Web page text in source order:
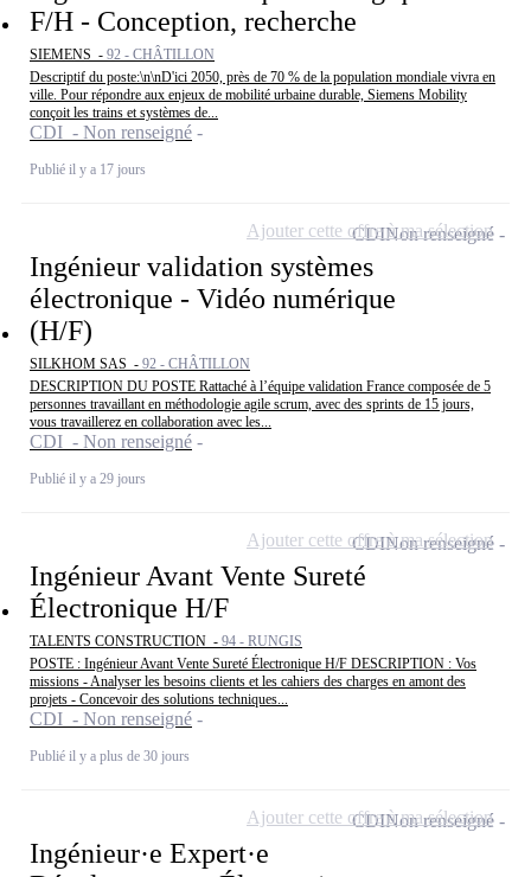
F/H - Conception, recherche
SIEMENS - 92 - CHÂTILLON
Descriptif du poste:\n\nD'ici 2050, près de 70 % de la population mondiale vivra en
ville. Pour répondre aux enjeux de mobilité urbaine durable, Siemens Mobility
conçoit les trains et systèmes de...
CDI - Non renseigné
Publié il y a 17 jours
Ingénieur validation systèmes
électronique - Vidéo numérique
(H/F)
SILKHOM SAS - 92 - CHÂTILLON
DESCRIPTION DU POSTE Rattaché à l’équipe validation France composée de 5
personnes travaillant en méthodologie agile scrum, avec des sprints de 15 jours,
vous travaillerez en collaboration avec les...
CDI - Non renseigné
Publié il y a 29 jours
CDINon renseigné
Ajouter cette offre à ma sélection
Ingénieur Avant Vente Sureté
Électronique H/F
TALENTS CONSTRUCTION - 94 - RUNGIS
POSTE : Ingénieur Avant Vente Sureté Électronique H/F DESCRIPTION : Vos
missions - Analyser les besoins clients et les cahiers des charges en amont des
projets - Concevoir des solutions techniques...
CDI - Non renseigné
Publié il y a plus de 30 jours
CDINon renseigné
Ajouter cette offre à ma sélection
Ingénieur·e Expert·e
CDINon renseigné
Ajouter cette offre à ma sélection